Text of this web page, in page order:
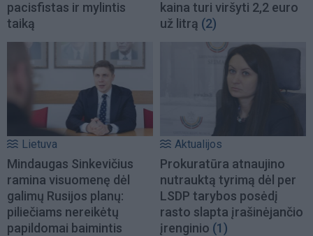
pacisfistas ir mylintis
taiką
kaina turi viršyti 2,2 euro
už litrą (2)
Lietuva
Mindaugas Sinkevičius
ramina visuomenę dėl
galimų Rusijos planų:
piliečiams nereikėtų
papildomai baimintis
Aktualijos
Prokuratūra atnaujino
nutrauktą tyrimą dėl per
LSDP tarybos posėdį
rasto slapta įrašinėjančio
įrenginio (1)